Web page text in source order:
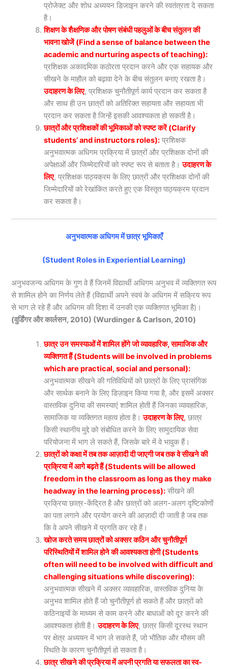
प्रोजेक्ट और शोध अध्ययन डिजाइन करने की स्वतंत्रता दे सकता
है।
शिक्षण के शैक्षणिक और पोषण संबंधी पहलुओं के बीच संतुलन की
भावना खोजें (Find a sense of balance between the
academic and nurturing aspects of teaching):
प्रशिक्षक अकादमिक कठोरता प्रदान करने और एक सहायक और
सीखने के माहौल को बढ़ावा देने के बीच संतुलन बनाए रखता है।
उदाहरण के लिए, प्रशिक्षक चुनौतीपूर्ण कार्य प्रदान कर सकता है
और साथ ही उन छात्रों को अतिरिक्त सहायता और सहायता भी
प्रदान कर सकता है जिन्हें इसकी आवश्यकता हो सकती है।
छात्रों और प्रशिक्षकों की भूमिकाओं को स्पष्ट करें (Clarify
students’ and instructors roles): प्रशिक्षक
अनुभवात्मक अधिगम प्रक्रिया में छात्रों और प्रशिक्षक दोनों की
अपेक्षाओं और जिम्मेदारियों को स्पष्ट रूप से बताता है।उदाहरण के
लिए, प्रशिक्षक पाठ्यक्रम के लिए छात्रों और प्रशिक्षक दोनों की
जिम्मेदारियों को रेखांकित करते हुए एक विस्तृत पाठ्यक्रम प्रदान
कर सकता है।
अनुभवात्मक अधिगम में छात्र भूमिकाएँ
(Student Roles in Experiential Learning)
अनुभवजन्य अधिगम के गुण वे हैं जिनमें विद्यार्थी अधिगम अनुभव में व्यक्तिगत रूप
से शामिल होने का निर्णय लेते हैं (विद्यार्थी अपने स्वयं के अधिगम में सक्रिय रूप
से भाग ले रहे हैं और अधिगम की दिशा में उनकी एक व्यक्तिगत भूमिका है)।
(वुर्डिंगर और कार्लसन, 2010) (Wurdinger & Carlson, 2010)
छात्र उन समस्याओं में शामिल होंगे जो व्यावहारिक, सामाजिक और
व्यक्तिगत हैं (Students will be involved in problems
which are practical, social and personal):
अनुभवात्मक सीखने की गतिविधियों को छात्रों के लिए प्रासंगिक
और सार्थक बनाने के लिए डिज़ाइन किया गया है, और इसमें अक्सर
वास्तविक दुनिया की समस्याएं शामिल होती हैं जिनका व्यावहारिक,
सामाजिक या व्यक्तिगत महत्व होता है।उदाहरण के लिए, छात्र
किसी स्थानीय मुद्दे को संबोधित करने के लिए सामुदायिक सेवा
परियोजना में भाग ले सकते हैं, जिसके बारे में वे भावुक हैं।
छात्रों को कक्षा में तब तक आज़ादी दी जाएगी जब तक वे सीखने की
प्रक्रिया में आगे बढ़ते हैं (Students will be allowed
freedom in the classroom as long as they make
headway in the learning process): सीखने की
प्रक्रिया छात्र-केंद्रित है और छात्रों को अलग-अलग दृष्टिकोणों
का पता लगाने और प्रयोग करने की आज़ादी दी जाती है जब तक
कि वे अपने सीखने में प्रगति कर रहे हैं।
खोज करते समय छात्रों को अक्सर कठिन और चुनौतीपूर्ण
परिस्थितियों में शामिल होने की आवश्यकता होगी (Students
often will need to be involved with difficult and
challenging situations while discovering):
अनुभवात्मक सीखने में अक्सर व्यावहारिक, वास्तविक दुनिया के
अनुभव शामिल होते हैं जो चुनौतीपूर्ण हो सकते हैं और छात्रों को
कठिनाइयों के माध्यम से काम करने और बाधाओं को दूर करने की
आवश्यकता होती है।उदाहरण के लिए, छात्र किसी दूरस्थ स्थान
पर क्षेत्र अध्ययन में भाग ले सकते हैं, जो भौतिक और मौसम की
स्थिति के कारण चुनौतीपूर्ण हो सकता है।
छात्र सीखने की प्रक्रिया में अपनी प्रगति या सफलता का स्व-